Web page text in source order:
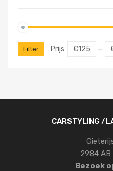
Filter Prijs: €125 —
CARSTYLING /
2984 AB
Bezoek